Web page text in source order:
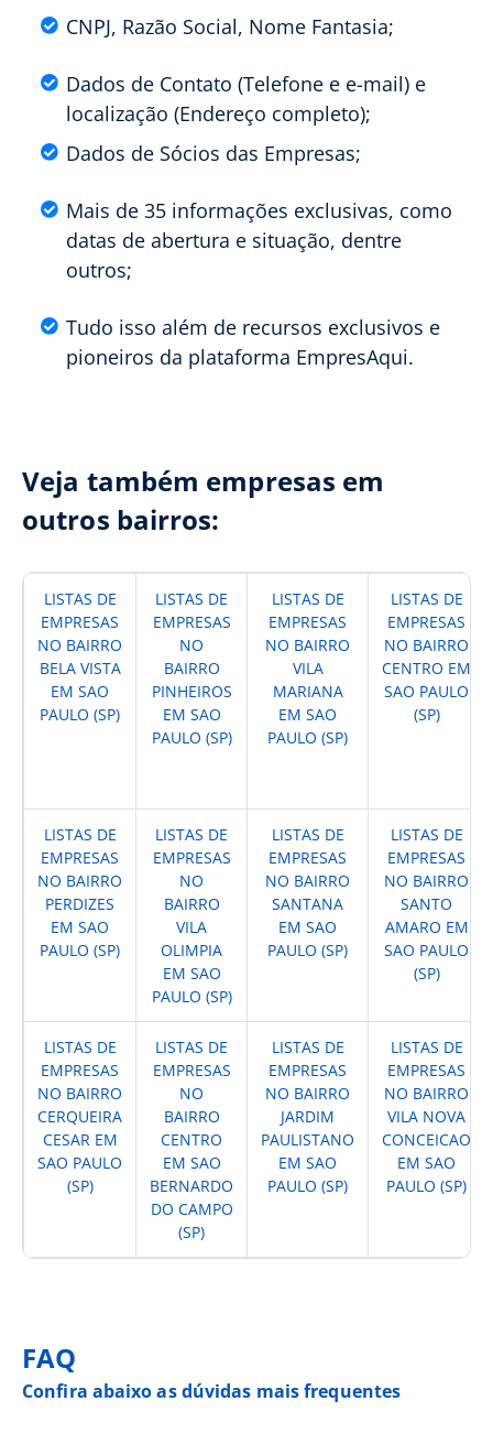
CNPJ, Razão Social, Nome Fantasia;
Dados de Contato (Telefone e e-mail) e
localização (Endereço completo);
Dados de Sócios das Empresas;
Mais de 35 informações exclusivas, como
datas de abertura e situação, dentre
outros;
Tudo isso além de recursos exclusivos e
pioneiros da plataforma EmpresAqui.
Veja também empresas em
outros bairros:
LISTAS DE
EMPRESAS
NO BAIRRO
BELA VISTA
EM SAO
PAULO (SP)
LISTAS DE
EMPRESAS
NO
BAIRRO
PINHEIROS
EM SAO
PAULO (SP)
LISTAS DE
EMPRESAS
NO BAIRRO
VILA
MARIANA
EM SAO
PAULO (SP)
LISTAS DE
EMPRESAS
NO BAIRRO
CENTRO EM
SAO PAULO
(SP)
LISTAS DE
EMPRESAS
NO BAIRRO
PERDIZES
EM SAO
PAULO (SP)
LISTAS DE
EMPRESAS
NO
BAIRRO
VILA
OLIMPIA
EM SAO
PAULO (SP)
LISTAS DE
EMPRESAS
NO BAIRRO
SANTANA
EM SAO
PAULO (SP)
LISTAS DE
EMPRESAS
NO BAIRRO
SANTO
AMARO EM
SAO PAULO
(SP)
LISTAS DE
EMPRESAS
NO BAIRRO
CERQUEIRA
CESAR EM
SAO PAULO
(SP)
LISTAS DE
EMPRESAS
NO
BAIRRO
CENTRO
EM SAO
BERNARDO
DO CAMPO
(SP)
LISTAS DE
EMPRESAS
NO BAIRRO
JARDIM
PAULISTANO
EM SAO
PAULO (SP)
LISTAS DE
EMPRESAS
NO BAIRRO
VILA NOVA
CONCEICAO
EM SAO
PAULO (SP)
FAQ
Confira abaixo as dúvidas mais frequentes